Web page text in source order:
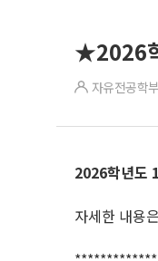
★2026
자유전공학부
2026학년도 1
자세한 내용